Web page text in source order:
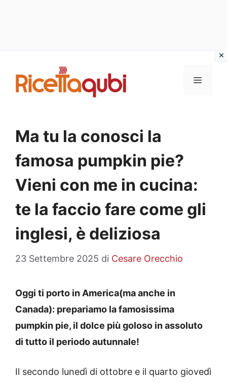
contenuto
MENU
Ma tu la conosci la
famosa pumpkin pie?
Vieni con me in cucina:
te la faccio fare come gli
inglesi, è deliziosa
23 Settembre 2025 di Cesare Orecchio
Oggi ti porto in America(ma anche in
Canada): prepariamo la famosissima
pumpkin pie, il dolce più goloso in assoluto
di tutto il periodo autunnale!
Il secondo lunedì di ottobre e il quarto giovedì